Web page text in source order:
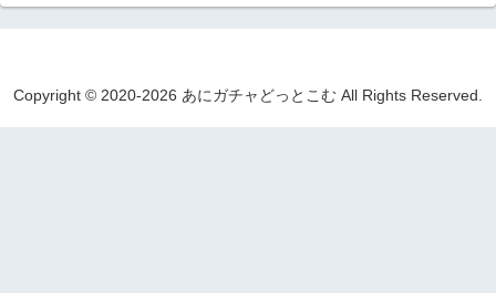
Copyright © 2020-2026 あにガチャどっとこむ All Rights Reserved.